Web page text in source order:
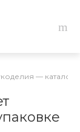
— каталог